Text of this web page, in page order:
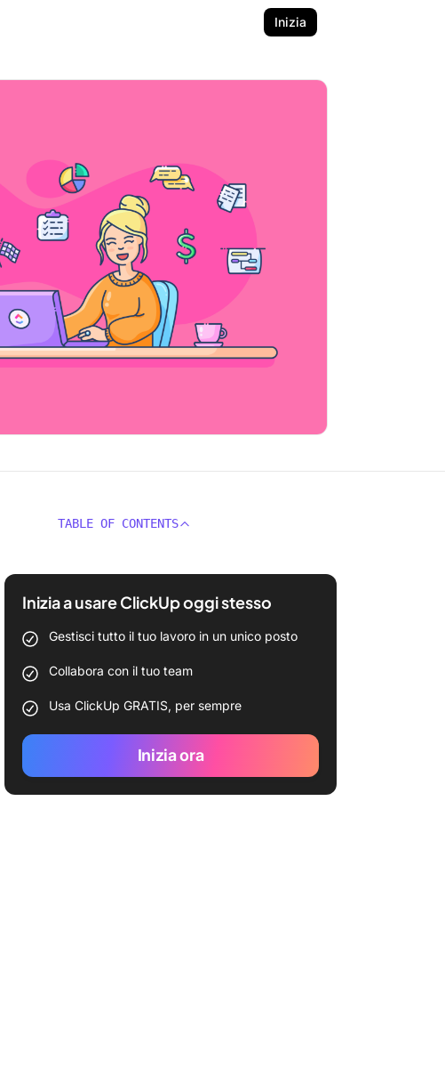
Inizia
TABLE OF CONTENTS
Inizia a usare ClickUp oggi stesso
Gestisci tutto il tuo lavoro in un unico posto
Collabora con il tuo team
Usa ClickUp GRATIS, per sempre
Inizia ora